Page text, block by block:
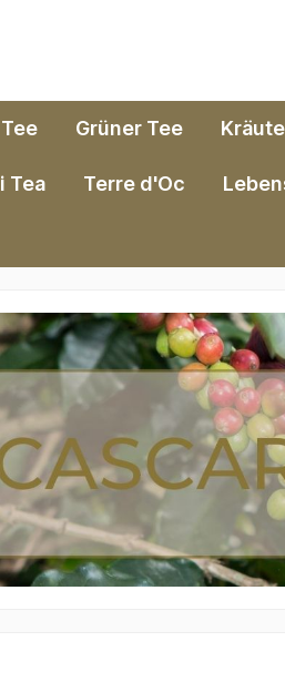
Grüner Tee
Tea Terre d'Oc